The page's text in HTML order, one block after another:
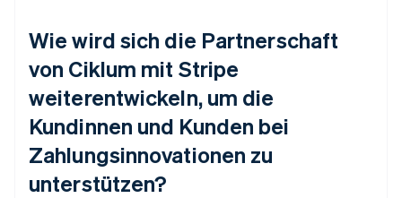
Wie wird sich die Partnerschaft
von Ciklum mit Stripe
weiterentwickeln, um die
Kundinnen und Kunden bei
Zahlungsinnovationen zu
unterstützen?